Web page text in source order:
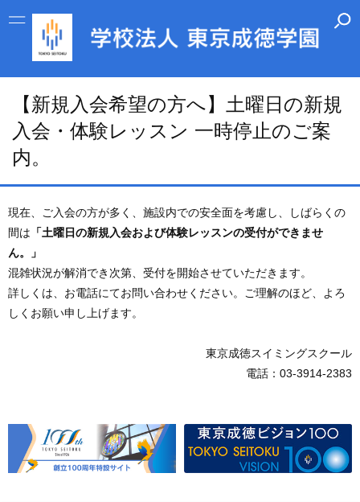
【新規入会希望の方へ】土曜日の新規
入会・体験レッスン 一時停止のご案
内。
現在、ご入会の方が多く、施設内での安全面を考慮し、しばらくの
間は 「土曜日の新規入会および体験レッスンの受付ができませ
ん。」
混雑状況が解消でき次第、受付を開始させていただきます。
詳しくは、お電話にてお問い合わせください。ご理解のほど、よろ
しくお願い申し上げます。
東京成徳スイミングスクール
電話：03-3914-2383